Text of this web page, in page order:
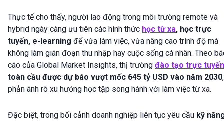
Thực tế cho thấy, người lao động trong môi trường remote và
hybrid ngày càng ưu tiên các hình thức học từ xa, học trực
tuyến, e-learning để vừa làm việc, vừa nâng cao trình độ mà
không làm gián đoạn thu nhập hay cuộc sống cá nhân. Theo
cáo của Global Market Insights, thị trường đào tạo trực tuyến
toàn cầu được dự báo vượt mốc 645 tỷ USD vào năm 2030,
phản ánh rõ xu hướng học tập song hành với làm việc từ xa.
Đặc biệt, trong bối cảnh doanh nghiệp liên tục yêu cầu kỹ